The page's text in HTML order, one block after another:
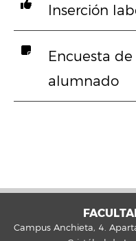
Inserción
Encuesta
alumnado
Campus Anchieta, 4.